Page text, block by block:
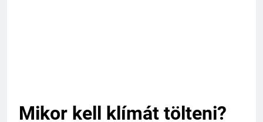
Mikor kell klímát tölteni?